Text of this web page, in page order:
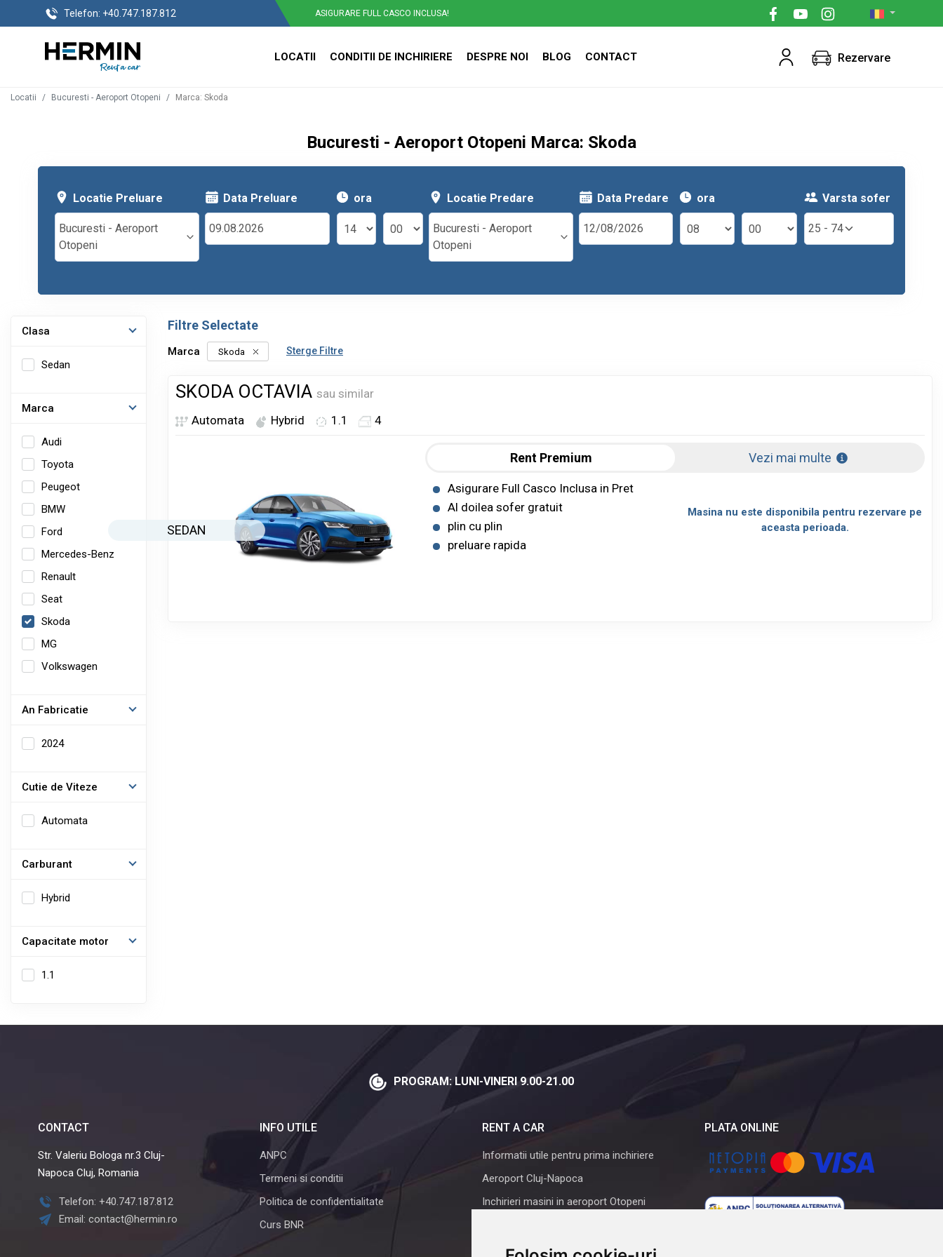
Telefon: +40.747.187.812 ASIGURARE FULL CASCO INCLUSA!
LOCATII CONDITII DE INCHIRIERE DESPRE NOI BLOG CONTACT Rezervare
Locatii Bucuresti - Aeroport Otopeni Marca: Skoda
Bucuresti - Aeroport Otopeni Marca: Skoda
Locatie Preluare
Bucuresti - Aeroport
Otopeni
Data Preluare ora Locatie Predare
Bucuresti - Aeroport
Otopeni
Data Predare ora Varsta sofer
25 - 74
Clasa
Sedan
Marca
Audi
Toyota
Peugeot
BMW
Ford
Mercedes-Benz
Renault
Seat
Skoda
MG
Volkswagen
An Fabricatie
2024
Cutie de Viteze
Automata
Carburant
Hybrid
Capacitate motor
1.1
Filtre Selectate
Marca Skoda Sterge Filtre
SKODA OCTAVIA sau similar
Automata
Hybrid 1.1 4
SEDAN
Rent Premium Vezi mai multe
Asigurare Full Casco Inclusa in Pret
Al doilea sofer gratuit
plin cu plin
preluare rapida
Masina nu este disponibila pentru rezervare pe
aceasta perioada.
PROGRAM: LUNI-VINERI 9.00-21.00
CONTACT
Str. Valeriu Bologa nr.3 Cluj-
Napoca Cluj, Romania
Telefon: +40.747.187.812
Email: contact@hermin.ro
INFO UTILE
ANPC
Termeni si conditii
Politica de confidentialitate
Curs BNR
RENT A CAR
Informatii utile pentru prima inchiriere
Aeroport Cluj-Napoca
Inchirieri masini in aeroport Otopeni
Despre noi
PLATA ONLINE